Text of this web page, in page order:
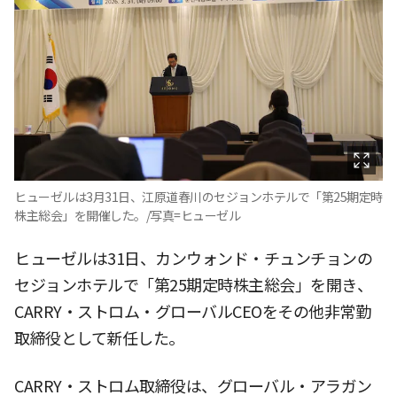
ヒューゼルは3月31日、江原道春川のセジョンホテルで「第25期定時
株主総会」を開催した。/写真=ヒューゼル
ヒューゼルは31日、カンウォンド・チュンチョンの
セジョンホテルで「第25期定時株主総会」を開き、
CARRY・ストロム・グローバルCEOをその他非常勤
取締役として新任した。
CARRY・ストロム取締役は、グローバル・アラガン